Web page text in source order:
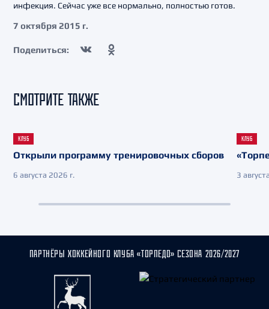
инфекция. Сейчас уже все нормально, полностью готов.
7 октября 2015 г.
Поделиться:
СМОТРИТЕ ТАКЖЕ
КЛУБ
Открыли программу тренировочных сборов
6 августа 2026 г.
КЛУБ
3
ПАРТНЁРЫ ХОККЕЙНОГО КЛУБА «ТОРПЕДО» СЕЗОНА 2026/2027